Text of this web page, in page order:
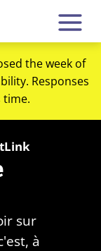
the week of
Responses
time.
sur
à